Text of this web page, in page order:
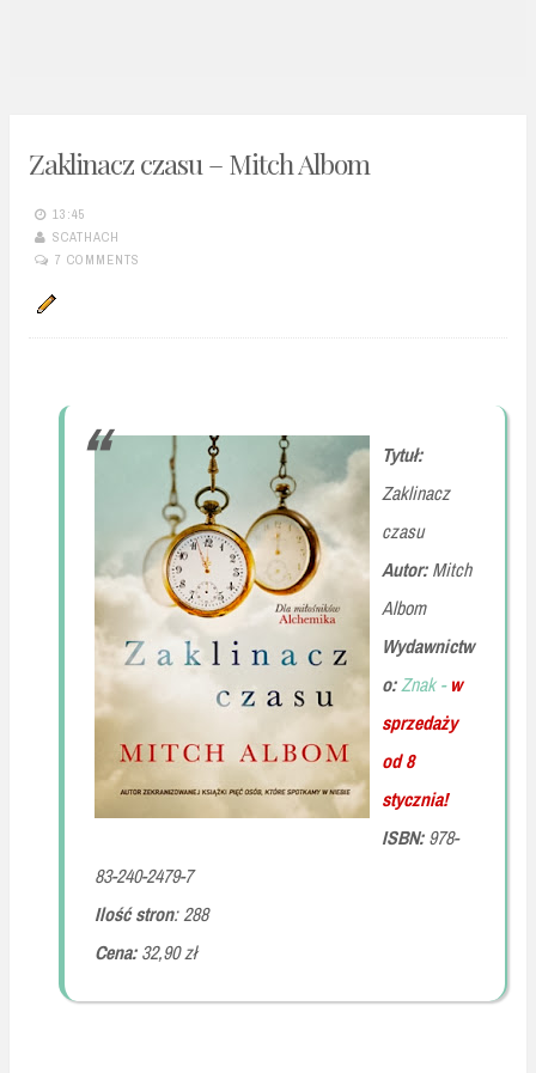
Zaklinacz czasu – Mitch Albom
13:45
SCATHACH
7 COMMENTS
Tytuł:
Zaklinacz
czasu
Autor:Mitch
Albom
Wydawnictw
o:Znak -w
sprzedaży
od 8
stycznia!
ISBN:978-
83-240-2479-7
Ilość stron: 288
Cena:32,90 zł